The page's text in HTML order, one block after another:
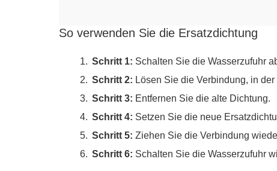
So verwenden Sie die Ersatzdichtung
Schritt 1: Schalten Sie die Wasserzufuhr
Schritt 2: Lösen Sie die Verbindung, in
Schritt 3: Entfernen Sie die alte Dichtung.
Schritt 4: Setzen Sie die neue
Schritt 5: Ziehen Sie die Verbindung
Schritt 6: Schalten Sie die Wasserzufuhr